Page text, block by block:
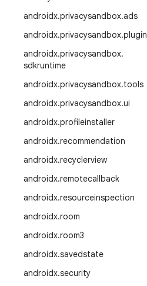
androidx.privacysandbox.ads
androidx.privacysandbox.plugin
androidx.privacysandbox.
sdkruntime
androidx.privacysandbox.tools
androidx.privacysandbox.ui
androidx.profileinstaller
androidx.recommendation
androidx.recyclerview
androidx.remotecallback
androidx.resourceinspection
androidx.room
androidx.room3
androidx.savedstate
androidx.security